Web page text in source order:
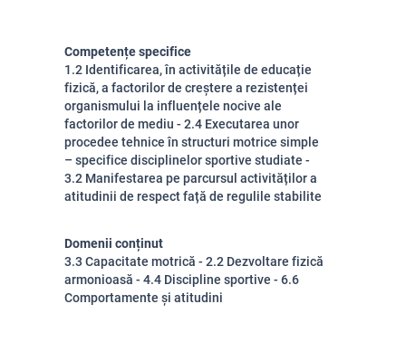
Competențe specifice
1.2 Identificarea, în activitățile de educație
fizică, a factorilor de creștere a rezistenței
organismului la influențele nocive ale
factorilor de mediu - 2.4 Executarea unor
procedee tehnice în structuri motrice simple
– specifice disciplinelor sportive studiate -
3.2 Manifestarea pe parcursul activităților a
atitudinii de respect față de regulile stabilite
Domenii conținut
3.3 Capacitate motrică - 2.2 Dezvoltare fizică
armonioasă - 4.4 Discipline sportive - 6.6
Comportamente și atitudini